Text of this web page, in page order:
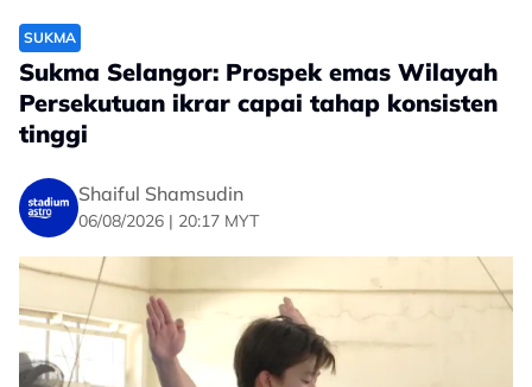
SUKMA
Sukma Selangor: Prospek emas Wilayah
Persekutuan ikrar capai tahap konsisten
tinggi
Shaiful Shamsudin
06/08/2026 | 20:17 MYT